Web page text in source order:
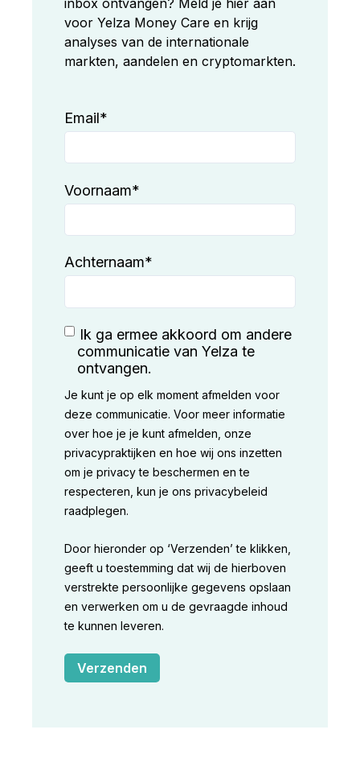
voor Yelza Money Care en krijg
analyses van de internationale
markten, aandelen en cryptomarkten.
Email*
Voornaam*
Achternaam*
Ik ga ermee akkoord om andere
communicatie van Yelza te
ontvangen.
Je kunt je op elk moment afmelden voor
deze communicatie. Voor meer informatie
over hoe je je kunt afmelden, onze
privacypraktijken en hoe wij ons inzetten
om je privacy te beschermen en te
respecteren, kun je ons privacybeleid
raadplegen.
Door hieronder op ‘Verzenden’ te klikken,
geeft u toestemming dat wij de hierboven
verstrekte persoonlijke gegevens opslaan
en verwerken om u de gevraagde inhoud
te kunnen leveren.